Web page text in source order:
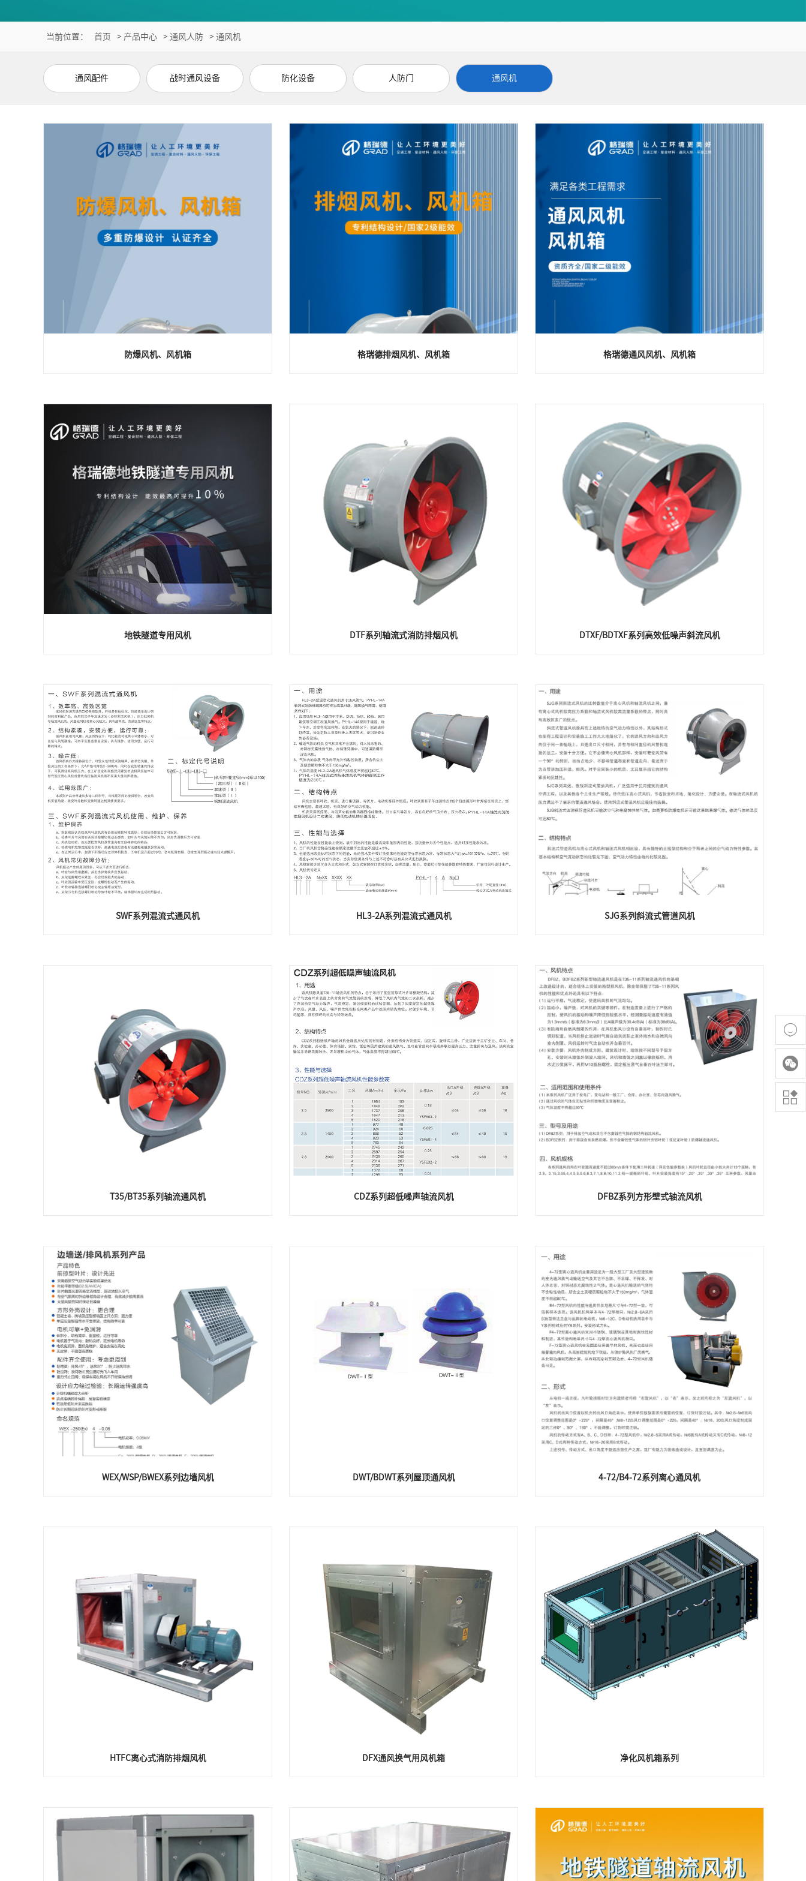
当前位置： 首页 > 产品中心 > 通风人防 > 通风机
通风配件 战时通风设备 防化设备 人防门 通风机
防爆风机、风机箱 格瑞德排烟风机、风机箱 格瑞德通风风机、风机箱
地铁隧道专用风机 DTF系列轴流式消防排烟风机 DTXF/BDTXF系列高效低噪声斜流风机
SWF系列混流式通风机 HL3-2A系列混流式通风机 SJG系列斜流式管道风机
T35/BT35系列轴流通风机 CDZ系列超低噪声轴流风机 DFBZ系列方形壁式轴流风机
WEX/WSP/BWEX系列边墙风机 DWT/BDWT系列屋顶通风机 4-72/B4-72系列离心通风机
HTFC离心式消防排烟风机 DFX通风换气用风机箱 净化风机箱系列


